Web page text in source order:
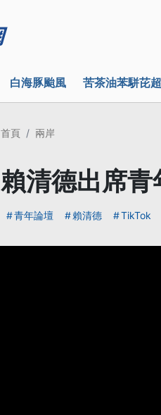
白海豚颱風 苦茶油苯駢芘
首頁 兩岸
賴清德出席
青年論壇 賴清德 TikTok